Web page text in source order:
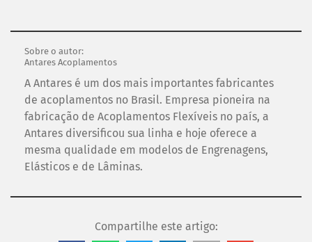
Sobre o autor:
Antares Acoplamentos
A Antares é um dos mais importantes fabricantes
de acoplamentos no Brasil. Empresa pioneira na
fabricação de Acoplamentos Flexíveis no país, a
Antares diversificou sua linha e hoje oferece a
mesma qualidade em modelos de Engrenagens,
Elásticos e de Lâminas.
Compartilhe este artigo: